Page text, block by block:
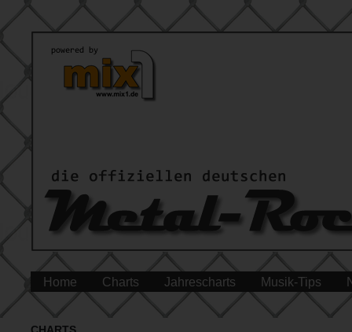
Home Charts Jahrescharts Musik-Tips